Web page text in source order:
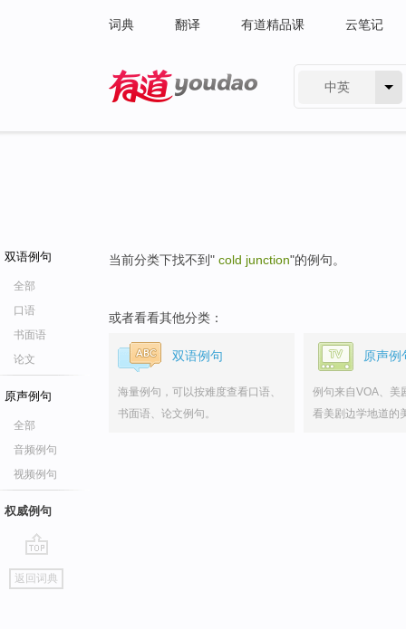
词典 翻译 有道精品课 云笔记
中英
双语例句
全部
口语
书面语
论文
原声例句
全部
音频例句
视频例句
权威例句
go
top
返回词典
当前分类下找不到" cold junction"的例句。
或者看看其他分类：
双语例句
海量例句，可以按难度查看口语、
书面语、论文例句。
原声例
例句来自VOA、美
看美剧边学地道的